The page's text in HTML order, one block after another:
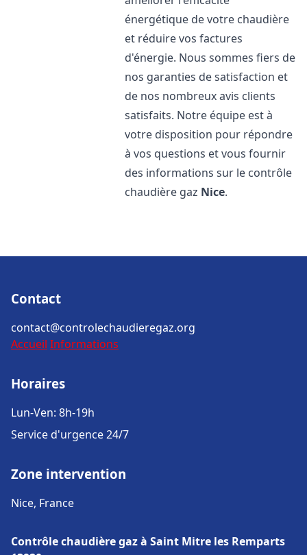
énergétique de votre chaudière
et réduire vos factures
d'énergie. Nous sommes fiers de
nos garanties de satisfaction et
de nos nombreux avis clients
satisfaits. Notre équipe est à
votre disposition pour répondre
à vos questions et vous fournir
des informations sur le contrôle
chaudière gaz Nice.
Contact
contact@controlechaudieregaz.org
Accueil Informations
Horaires
Lun-Ven: 8h-19h
Service d'urgence 24/7
Zone intervention
Nice, France
Contrôle chaudière gaz à Saint Mitre les Remparts